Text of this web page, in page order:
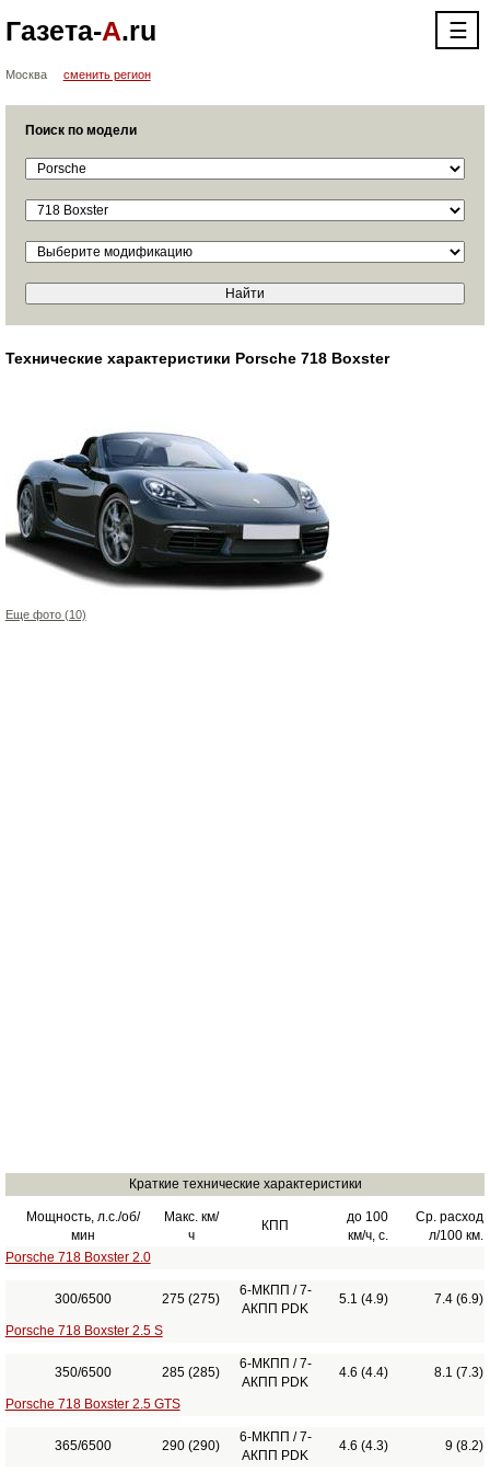
Газета-А.ru ☰
Москва сменить регион
Поиск по модели
Технические характеристики Porsche 718 Boxster
Еще фото (10)
Краткие технические характеристики
Мощность, л.с./об/
мин
Макс. км/
ч
КПП
до 100
км/ч, с.
Ср. расход
л/100 км.
Porsche 718 Boxster 2.0
300/6500 275 (275)
6-МКПП / 7-
АКПП PDK
5.1 (4.9) 7.4 (6.9)
Porsche 718 Boxster 2.5 S
350/6500 285 (285)
6-МКПП / 7-
АКПП PDK
4.6 (4.4) 8.1 (7.3)
Porsche 718 Boxster 2.5 GTS
365/6500 290 (290)
6-МКПП / 7-
АКПП PDK
4.6 (4.3) 9 (8.2)